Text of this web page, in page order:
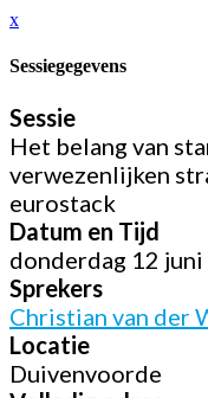
x
Sessiegegevens
Sessie
Het belang van
verwezenlijken
eurostack
Datum en Tijd
donderdag 12
Sprekers
Christian van der
Locatie
Duivenvoorde